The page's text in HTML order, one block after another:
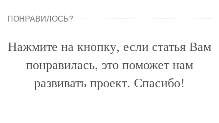
ПОНРАВИЛОСЬ?
Нажмите на кнопку, если статья Вам
понравилась, это поможет нам
развивать проект. Спасибо!